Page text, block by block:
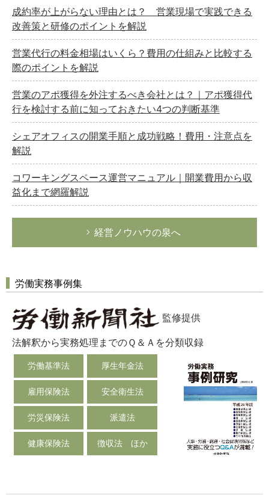
成約率が上がらない理由とは？ 営業現場で実践できる
改善策と研修のポイントを解説
営業代行の料金相場はいくら？費用の仕組みと比較する
際のポイントを解説
営業のアポ獲得を外注するべき会社とは？｜アポ獲得代
行を検討する前に知っておきたい4つの判断基準
シェアオフィスの開業手順と成功戦略！費用・注意点を
解説
コワーキングスペース運営マニュアル｜開業費用から収
益化まで網羅解説
経営ノウハウの泉へ
労働実務事例集
監修提供
法解釈から実務処理までのＱ＆Ａを分類収録
労働基準法 厚生年金法
雇用保険法 安全衛生法
労災保険法 派遣法
健康保険法 徴収法 ほか